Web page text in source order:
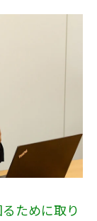
ために取り